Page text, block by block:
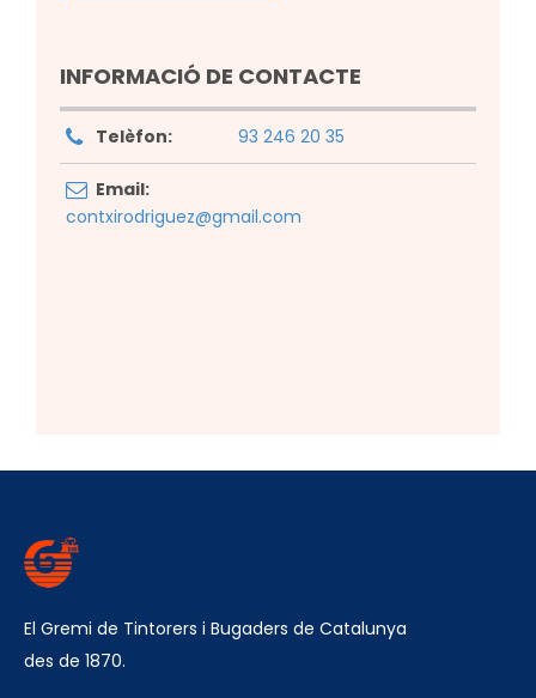
INFORMACIÓ DE CONTACTE
Telèfon: 93 246 20 35
Email:
contxirodriguez@gmail.com
El Gremi de Tintorers i Bugaders de Catalunya
des de 1870.